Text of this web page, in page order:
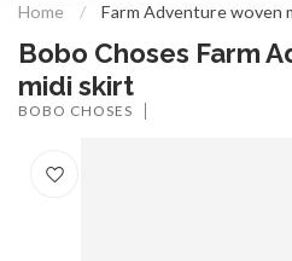
Home / Farm Adventure woven
Bobo Choses Farm
midi skirt
BOBO CHOSES